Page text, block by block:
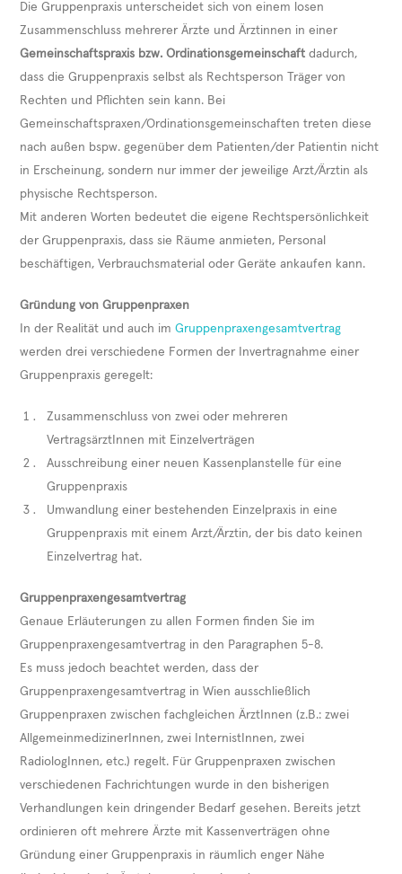
Die Gruppenpraxis unterscheidet sich von einem losen
Zusammenschluss mehrerer Ärzte und Ärztinnen in einer
Gemeinschaftspraxis bzw. Ordinationsgemeinschaft dadurch,
dass die Gruppenpraxis selbst als Rechtsperson Träger von
Rechten und Pflichten sein kann. Bei
Gemeinschaftspraxen/Ordinationsgemeinschaften treten diese
nach außen bspw. gegenüber dem Patienten/der Patientin nicht
in Erscheinung, sondern nur immer der jeweilige Arzt/Ärztin als
physische Rechtsperson.
Mit anderen Worten bedeutet die eigene Rechtspersönlichkeit
der Gruppenpraxis, dass sie Räume anmieten, Personal
beschäftigen, Verbrauchsmaterial oder Geräte ankaufen kann.
Gründung von Gruppenpraxen
In der Realität und auch imGruppenpraxengesamtvertrag
werden drei verschiedene Formen der Invertragnahme einer
Gruppenpraxis geregelt:
Zusammenschluss von zwei oder mehreren
VertragsärztInnen mit Einzelverträgen
Ausschreibung einer neuen Kassenplanstelle für eine
Gruppenpraxis
Umwandlung einer bestehenden Einzelpraxis in eine
Gruppenpraxis mit einem Arzt/Ärztin, der bis dato keinen
Einzelvertrag hat.
Gruppenpraxengesamtvertrag
Genaue Erläuterungen zu allen Formen finden Sie im
Gruppenpraxengesamtvertrag in den Paragraphen 5-8.
Es muss jedoch beachtet werden, dass der
Gruppenpraxengesamtvertrag in Wien ausschließlich
Gruppenpraxen zwischen fachgleichen ÄrztInnen (z.B.: zwei
AllgemeinmedizinerInnen, zwei InternistInnen, zwei
RadiologInnen, etc.) regelt. Für Gruppenpraxen zwischen
verschiedenen Fachrichtungen wurde in den bisherigen
Verhandlungen kein dringender Bedarf gesehen. Bereits jetzt
ordinieren oft mehrere Ärzte mit Kassenverträgen ohne
Gründung einer Gruppenpraxis in räumlich enger Nähe